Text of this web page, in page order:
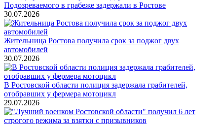
Подозреваемого в грабеже задержали в Ростове
30.07.2026
Жительница Ростова получила срок за поджог двух
автомобилей
30.07.2026
В Ростовской области полиция задержала грабителей,
отобравших у фермера мотоцикл
29.07.2026